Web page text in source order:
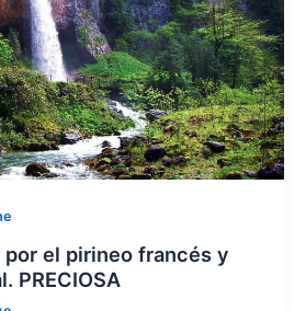
por el pirineo francés y
PRECIOSA